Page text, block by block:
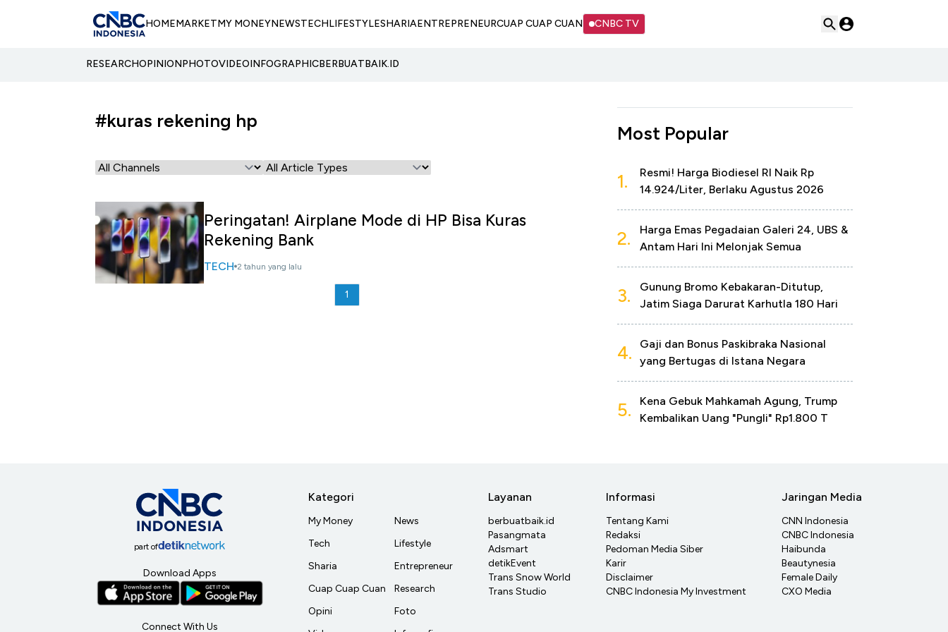
HOMEMARKETMY MONEYNEWSTECHLIFESTYLESHARIAENTREPRENEURCUAP CUAP CUAN CNBC TV
RESEARCHOPINIONPHOTOVIDEOINFOGRAPHICBERBUATBAIK.ID
#kuras rekening hp
Peringatan! Airplane Mode di HP Bisa Kuras
Rekening Bank
TECH 2 tahun yang lalu
1
Most Popular
1.
Resmi! Harga Biodiesel RI Naik Rp
14.924/Liter, Berlaku Agustus 2026
2.
Harga Emas Pegadaian Galeri 24, UBS &
Antam Hari Ini Melonjak Semua
3.
Gunung Bromo Kebakaran-Ditutup,
Jatim Siaga Darurat Karhutla 180 Hari
4.
Gaji dan Bonus Paskibraka Nasional
yang Bertugas di Istana Negara
5.
Kena Gebuk Mahkamah Agung, Trump
Kembalikan Uang "Pungli" Rp1.800 T
part of
Download Apps
Connect With Us
Kategori
My Money
Tech
Sharia
Cuap Cuap Cuan
Opini
News
Lifestyle
Entrepreneur
Research
Foto
Layanan
berbuatbaik.id
Pasangmata
Adsmart
detikEvent
Trans Snow World
Trans Studio
Informasi
Tentang Kami
Redaksi
Pedoman Media Siber
Karir
Disclaimer
CNBC Indonesia My Investment
Jaringan Media
CNN Indonesia
CNBC Indonesia
Haibunda
Beautynesia
Female Daily
CXO Media